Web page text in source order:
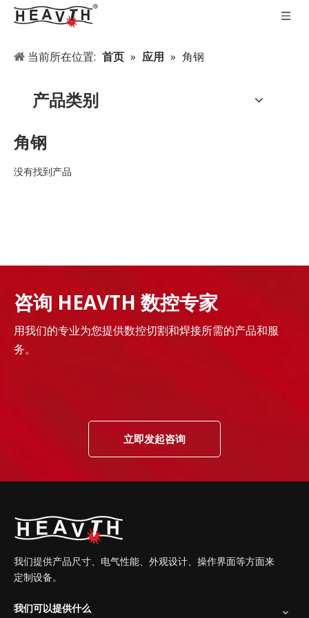
当前所在位置: 首页 » 应用 » 角钢
产品类别
角钢
没有找到产品
咨询 HEAVTH 数控专家
用我们的专业为您提供数控切割和焊接所需的产品和服
务。
立即发起咨询
我们提供产品尺寸、电气性能、外观设计、操作界面等方面来
定制设备。
我们可以提供什么